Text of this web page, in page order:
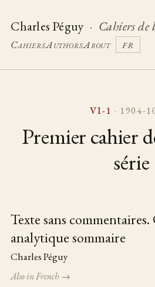
Charles Péguy · Cahiers
CahiersAuthorsAbout FR
VI-1 · 1904-
Premier cahier
série
Table of pieces
Texte sans
analytique sommaire
Charles Péguy
Also in French →